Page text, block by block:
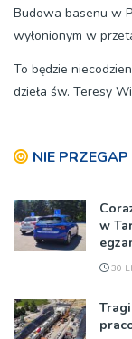
Budowa basenu w
wyłonionym w
To będzie
dzieła św. Teresy
NIE PRZEGAP
w
30